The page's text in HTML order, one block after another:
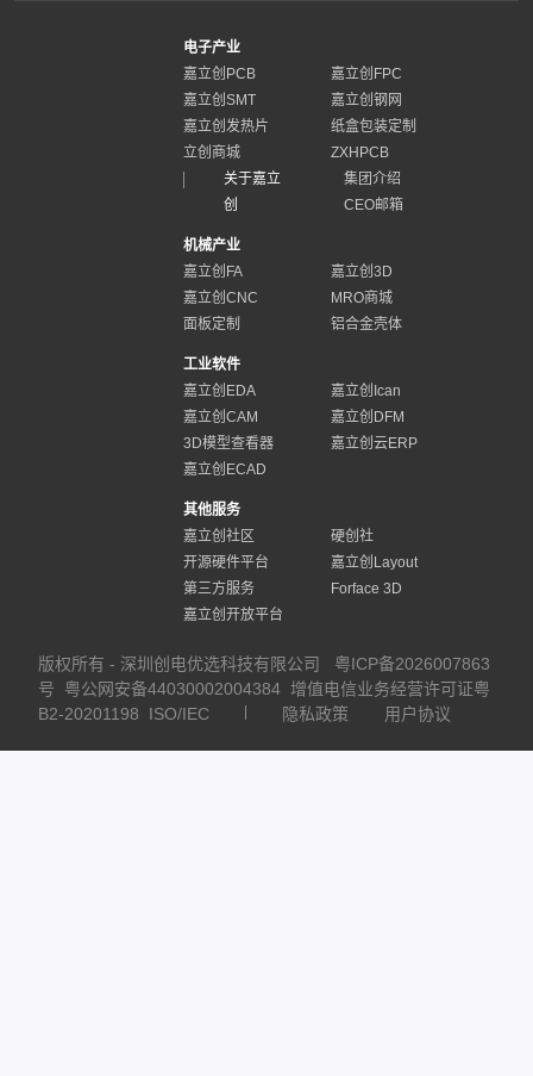
电子产业
嘉立创PCB
嘉立创FPC
嘉立创SMT
嘉立创钢网
嘉立创发热片
纸盒包装定制
立创商城
ZXHPCB
关于嘉立
创
集团介绍
CEO邮箱
机械产业
嘉立创FA
嘉立创3D
嘉立创CNC
MRO商城
面板定制
铝合金壳体
工业软件
嘉立创EDA
嘉立创Ican
嘉立创CAM
嘉立创DFM
3D模型查看器
嘉立创云ERP
嘉立创ECAD
其他服务
嘉立创社区
硬创社
开源硬件平台
嘉立创Layout
第三方服务
Forface 3D
嘉立创开放平台
版权所有 - 深圳创电优选科技有限公司
粤ICP备2026007863
号
粤公网安备44030002004384 增值电信业务经营许可证粤
B2-20201198
ISO/IEC 隐私政策 用户协议